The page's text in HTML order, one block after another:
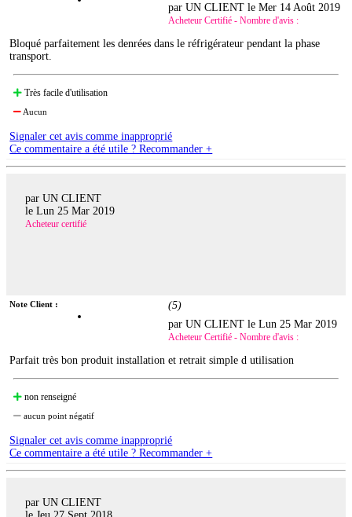
par UN CLIENT leMer 14 Août 2019
Acheteur Certifié - Nombre d'avis :
Bloqué parfaitement les denrées dans le réfrigérateur pendant la phase
transport.
Très facile d'utilisation
Aucun
Signaler cet avis comme inapproprié
Ce commentaire a été utile ? Recommander +
par UN CLIENT
le Lun 25 Mar 2019
Acheteur certifié
Note Client : (5)
par UN CLIENT leLun 25 Mar 2019
Acheteur Certifié - Nombre d'avis :
Parfait très bon produit installation et retrait simple d utilisation
non renseigné
aucun point négatif
Signaler cet avis comme inapproprié
Ce commentaire a été utile ? Recommander +
par UN CLIENT